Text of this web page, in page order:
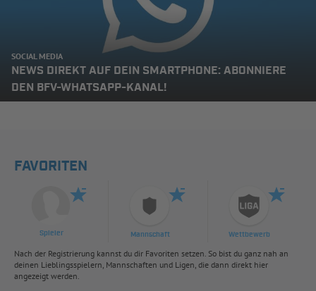
SOCIAL MEDIA
NEWS DIREKT AUF DEIN SMARTPHONE: ABONNIERE
DEN BFV-WHATSAPP-KANAL!
FAVORITEN
Spieler Mannschaft Wettbewerb
Nach der Registrierung kannst du dir Favoriten setzen. So bist du ganz nah an
deinen Lieblingsspielern, Mannschaften und Ligen, die dann direkt hier
angezeigt werden.